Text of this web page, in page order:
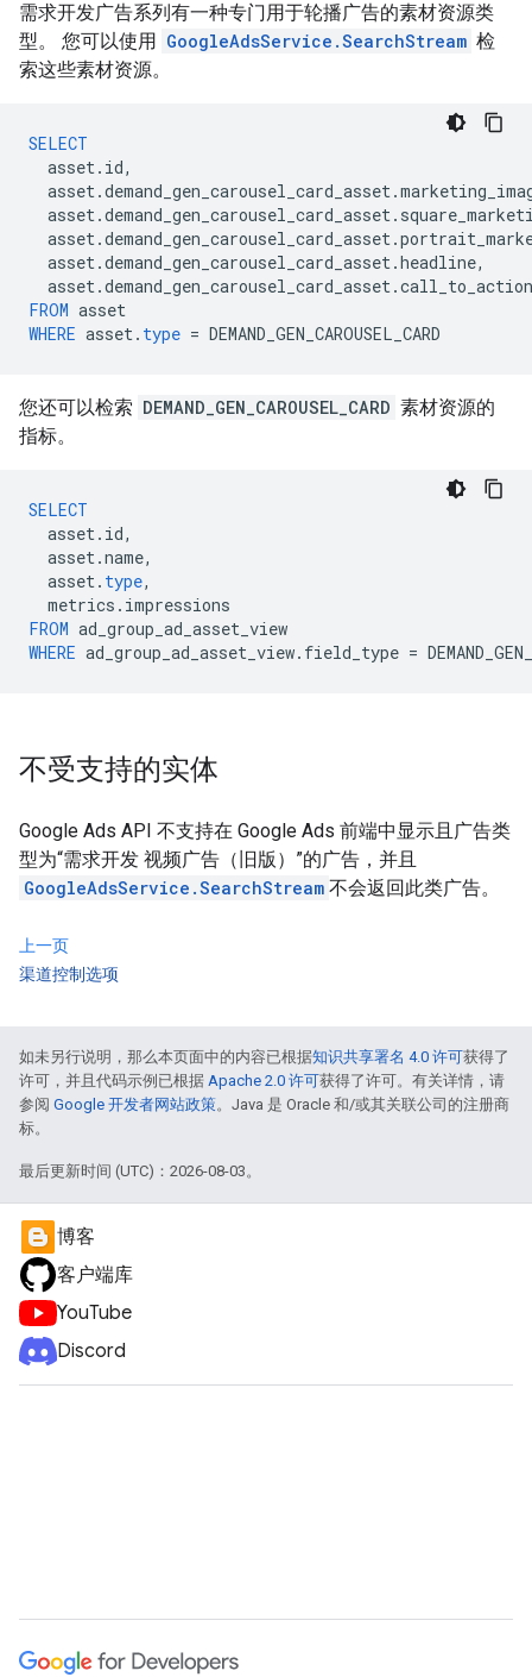
需求开发广告系列有一种专门用于轮播广告的素材资源类
型。 您可以使用 GoogleAdsService.SearchStream 检
索这些素材资源。
SELECT
asset. id,
asset.demand_gen_carousel_card_asset.
asset.demand_gen_carousel_card_asset.
asset.demand_gen_carousel_card_asset.
asset.demand_gen_carousel_card_asset.headline,
asset.demand_gen_carousel_card_asset.
FROM asset
WHERE asset. type = DEMAND_GEN_CAROUSEL_CARD
您还可以检索 DEMAND_GEN_CAROUSEL_CARD 素材资源的
指标。
SELECT
asset. id,
asset.name,
asset. type,
metrics . impressions
FROM ad_group_ad_asset_view
WHERE ad_group_ad_asset_view. field_type =
不受支持的实体
Google Ads API 不支持在 Google Ads 前端中显示且广告类
型为“需求开发 视频广告（旧版）”的广告，并且
GoogleAdsService.SearchStream 不会返回此类广告。
上一页
渠道控制选项
如未另行说明，那么本页面中的内容已根据知识共享署名 4.0 许可获得了
许可，并且代码示例已根据 Apache 2.0 许可获得了许可。有关详情，请
参阅 Google 开发者网站政策。Java 是 Oracle 和/或其关联公司的注册商
标。
最后更新时间 (UTC)：2026-08-03。
博客
客户端库
YouTube
Discord